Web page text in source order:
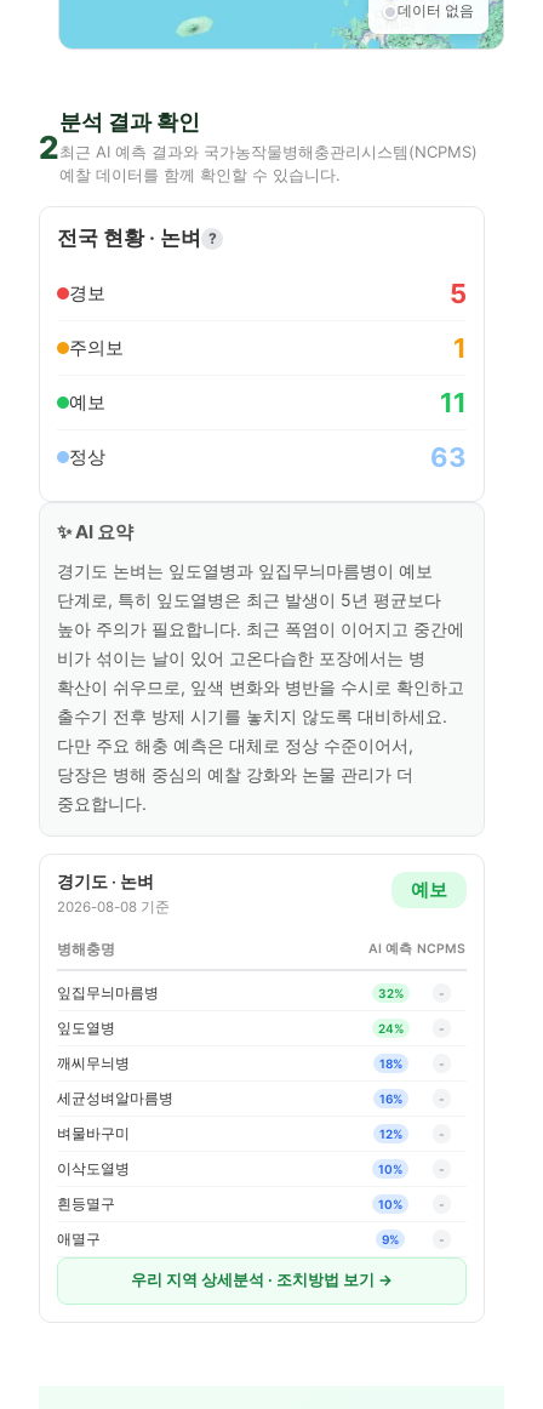
데이터 없음
2
분석 결과 확인
최근 AI 예측 결과와 국가농작물병해충관리시스템(NCPMS)
예찰 데이터를 함께 확인할 수 있습니다.
전국 현황 · 논벼 ?
경보 5
주의보 1
예보 11
정상 63
✨ AI 요약
경기도 논벼는 잎도열병과 잎집무늬마름병이 예보
단계로, 특히 잎도열병은 최근 발생이 5년 평균보다
높아 주의가 필요합니다. 최근 폭염이 이어지고 중간에
비가 섞이는 날이 있어 고온다습한 포장에서는 병
확산이 쉬우므로, 잎색 변화와 병반을 수시로 확인하고
출수기 전후 방제 시기를 놓치지 않도록 대비하세요.
다만 주요 해충 예측은 대체로 정상 수준이어서,
당장은 병해 중심의 예찰 강화와 논물 관리가 더
중요합니다.
경기도 · 논벼
2026-08-08 기준
예보
병해충명 AI 예측 NCPMS
잎집무늬마름병 32% -
잎도열병 24% -
깨씨무늬병 18% -
세균성벼알마름병 16% -
벼물바구미 12% -
이삭도열병 10% -
흰등멸구 10% -
애멸구 9% -
우리 지역 상세분석 · 조치방법 보기 →